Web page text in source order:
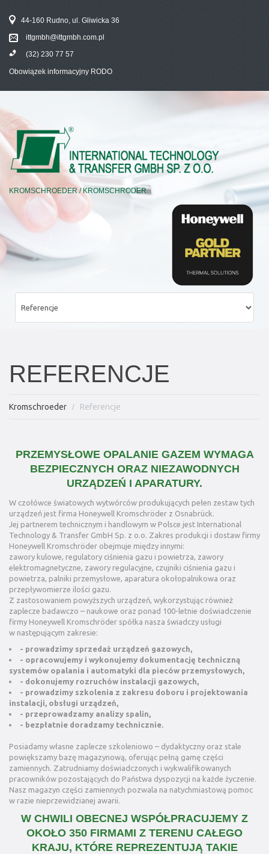
44-160 Rudno, ul. Gliwicka 36
ittgmbh@ittgmbh.com.pl
(32) 230 77 57
Obowiązek informacyjny RODO
KROMSCHROEDER / KROMSCHRODER
REFERENCJE
Kromschroeder Referencje
PRZEMYSŁOWE OPALANIE GAZEM WYMAGA
BEZPIECZNYCH ORAZ NIEZAWODNYCH
URZĄDZEŃ I APARATURY.
W czołówce światowych wytwórców produkujących pełen zestaw tych
urządzeń jest firma Honeywell Kromschröder z Osnabrück.
Jej partnerem technicznym i handlowym w Polsce jest International
Technology & Transfer GmbH Sp. z o.o. Zakres produkcji i dostaw firmy
Honeywell Kromschröder obejmuje między innymi:
zawory kulowe, regulatory ciśnienia gazu i powietrza, zawory
elektromagnetyczne, zawory regulacyjne, czujniki ciśnienia gazu i
powietrza, palniki przemysłowe, aparatura okołopalnikowa oraz
przepływomierze ilości gazu.
Z zastosowaniem powyższych urządzeń, wykorzystując również
zaplecze badawczo – naukowe oraz ponad 100-letnie doświadczenie
firmy Honeywell Kromschröder spółka nasza świadczy usługi
w następującym zakresie:
- prowadzimy sprzedaż urządzeń gazowych,
- opracowujemy i wykonujemy dokumentację techniczną
systemów opalania i automatyki dla pieców przemysłowych,
- dokonujemy rozruchów instalacji gazowych,
- prowadzimy szkolenia z zakresu doboru i projektowania
instalacji, obsługi urządzeń,
- przeprowadzamy analizy spalin,
- bezpłatnie doradzamy technicznie.
Posiadamy własne zaplecze szkoleniowo – dydaktyczny oraz stale
powiększamy bazę magazynową, oferując pełną gamę części
zamiennych. Zatrudniamy doświadczonych i wykwalifikowanych
pracowników pozostających do Państwa dyspozycji na każde życzenie.
Nasz magazyn części zamiennych pozwala na natychmiastową pomoc
w razie nieprzewidzianej awarii.
W CHWILI OBECNEJ WSPÓŁPRACUJEMY Z
OKOŁO 350 FIRMAMI Z TERENU CAŁEGO
KRAJU, KTÓRE REPREZENTUJĄ TAKIE